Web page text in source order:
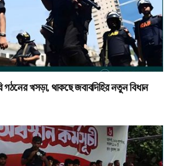
খসড়া, থাকছে জবাবদিহির নতুন বিধান